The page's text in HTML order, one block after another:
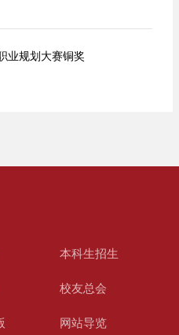
业规划大赛铜奖
本科生招生
校友总会
网站导览